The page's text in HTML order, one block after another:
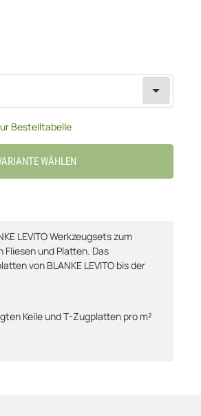
Bestelltabelle
WÄHLEN
LEVITO Werkzeugsets zum
und Platten. Das
von BLANKE LEVITO bis der
Keile und T-Zugplatten pro m²